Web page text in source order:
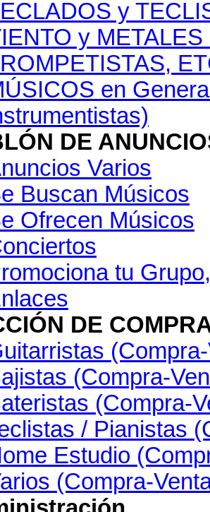
y
y
en
DE
Varios
Buscan Músicos
Ofrecen Músicos
tu
DE
(Compra-
(Compra-
/ Pianistas
Estudio
(Compra-